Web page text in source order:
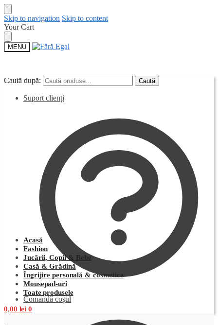
Skip to navigation Skip to content
Your Cart
MENU
Caută după: Caută
Suport clienți
Comandă coșul
Caută după: Caută
Acasă
Fashion
Jucării, Copii & Bebe
Casă & Grădină
Îngrijire personală & cosmetice
Mousepad-uri
Toate produsele
0,00 lei 0